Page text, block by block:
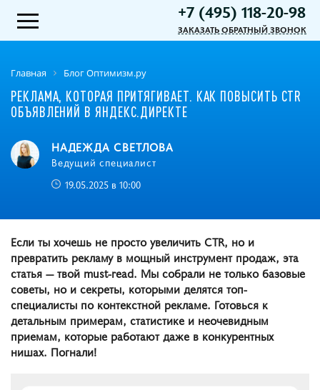
+7 (495) 118-20-98
ЗАКАЗАТЬ ОБРАТНЫЙ ЗВОНОК
Главная Блог Оптимизм.ру
РЕКЛАМА, КОТОРАЯ ПРИТЯГИВАЕТ. КАК ПОВЫСИТЬ CTR
ОБЪЯВЛЕНИЙ В ЯНДЕКС.ДИРЕКТЕ
НАДЕЖДА СВЕТЛОВА
Ведущий специалист
19.05.2025 в 10:00
Если ты хочешь не просто увеличить CTR, но и
превратить рекламу в мощный инструмент продаж, эта
статья — твой must-read. Мы собрали не только базовые
советы, но и секреты, которыми делятся топ-
специалисты по контекстной рекламе. Готовься к
детальным примерам, статистике и неочевидным
приемам, которые работают даже в конкурентных
нишах. Погнали!